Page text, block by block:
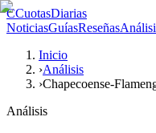
CCuotasDiarias
NoticiasGuíasReseñas
Inicio
›Análisis
›Chapecoense-
Análisis